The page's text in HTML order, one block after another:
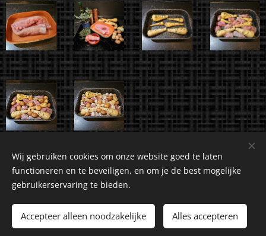
©2018-2026 Kuiranto Culinary Creations. Oosseldstraat 8,
Cookies
Wij gebruiken cookies om onze website goed te laten
functioneren en te beveiligen, en om je de best mogelijke
gebruikerservaring te bieden.
Accepteer alleen noodzakelijke Alles accepteren